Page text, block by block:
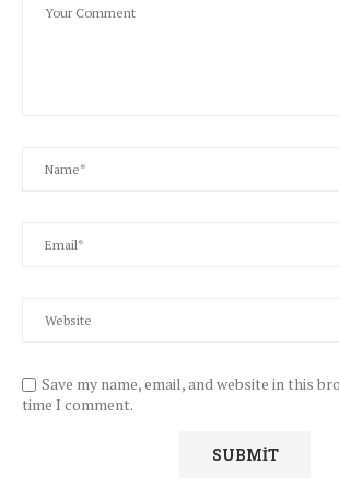
Save my name, email, and website in this
time I comment.